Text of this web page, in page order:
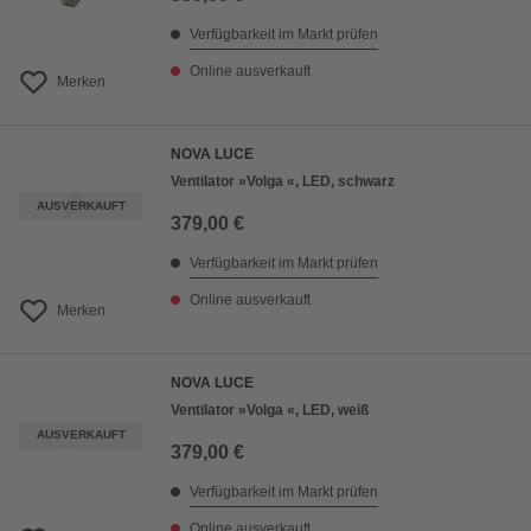
Merken
Verfügbarkeit im Markt prüfen
Online ausverkauft
AUSVERKAUFT
Merken
NOVA LUCE
Ventilator »Volga «, LED, schwarz
379,00 €
Verfügbarkeit im Markt prüfen
Online ausverkauft
AUSVERKAUFT
NOVA LUCE
Ventilator »Volga «, LED, weiß
379,00 €
Verfügbarkeit im Markt prüfen